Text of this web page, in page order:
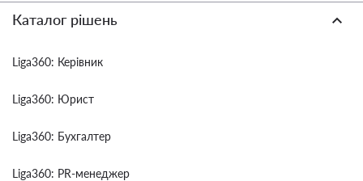
Каталог рішень
Liga360: Керівник
Liga360: Юрист
Liga360: Бухгалтер
Liga360: PR-менеджер